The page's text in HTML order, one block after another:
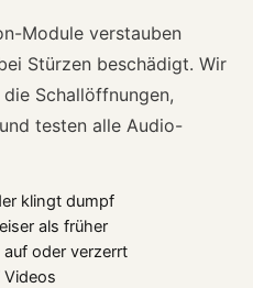
Module verstauben
Stürzen beschädigt. Wir
Schallöffnungen,
testen alle Audio-
klingt dumpf
als früher
oder verzerrt
Videos